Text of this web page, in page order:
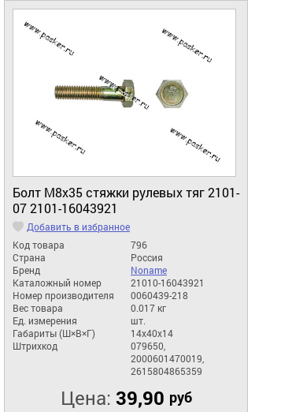
Болт М8х35 стяжки рулевых тяг 2101-
07 2101-16043921
Добавить в избранное
Код товара
796
Страна
Россия
Бренд
Noname
Каталожный номер
21010-16043921
Номер производителя
0060439-218
Вес товара
0.017 кг
Ед. измерения
шт.
Габариты (Ш×В×Г)
14x40x14
Штрихкод
079650,
2000601470019,
2615804865359
Цена: 39,90 руб